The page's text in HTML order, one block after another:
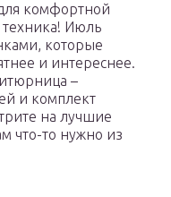
комфортной
Июль
которые
и интереснее.
–
и комплект
на лучшие
что-то нужно из